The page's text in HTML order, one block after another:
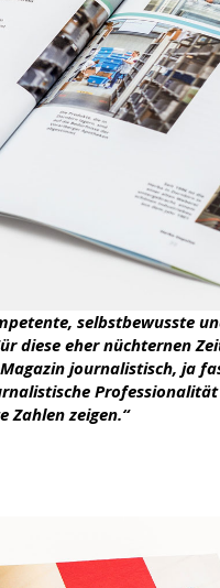
selbstbewusste
diese eher nüchternen
journalistisch, ja
Zahlen zeigen.“